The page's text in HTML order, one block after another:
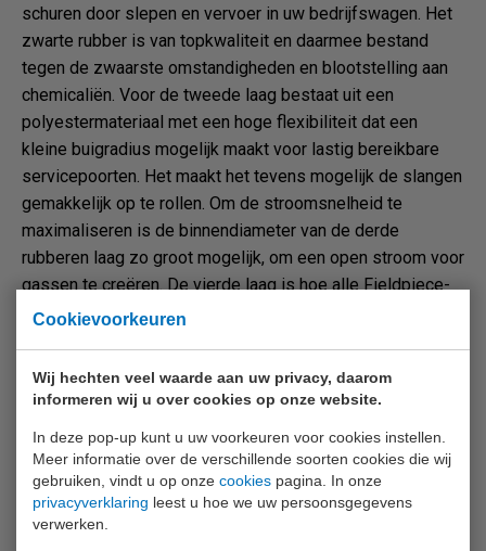
Cookievoorkeuren
Wij hechten veel waarde aan uw privacy, daarom
informeren wij u over cookies op onze website.
In deze pop-up kunt u uw voorkeuren voor cookies instellen.
Meer informatie over de verschillende soorten cookies die wij
gebruiken, vindt u op onze cookies pagina. In onze
privacyverklaring leest u hoe we uw persoonsgegevens
verwerken.
schuren door slepen en vervoer in uw bedrijfswagen. Het
zwarte rubber is van topkwaliteit en daarmee bestand
tegen de zwaarste omstandigheden en blootstelling aan
chemicaliën. Voor de tweede laag bestaat uit een
polyestermateriaal met een hoge flexibiliteit dat een
kleine buigradius mogelijk maakt voor lastig bereikbare
servicepoorten. Het maakt het tevens mogelijk de slangen
gemakkelijk op te rollen. Om de stroomsnelheid te
maximaliseren is de binnendiameter van de derde
rubberen laag zo groot mogelijk, om een open stroom voor
gassen te creëren. De vierde laag is hoe alle Fieldpiece-
slangen A2L-compatibel zijn. Een coating op de derde
Deze vierde laag wordt toegepast in alle vul- en
HCFC-, HFC- en HFO-koelmiddelen te garanderen.